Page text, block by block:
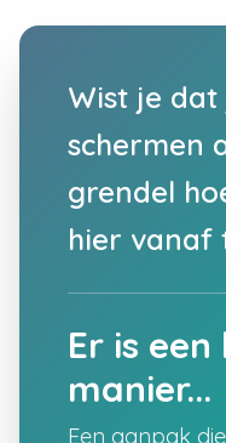
Wist je
schermen
grendel
hier vanaf
Er is
manier...
Een aanpak